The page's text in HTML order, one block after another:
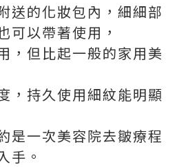
送的化妝包內，細細部
可以帶著使用，
，但比起一般的家用美
，持久使用細紋能明顯
是一次美容院去皺療程
手。